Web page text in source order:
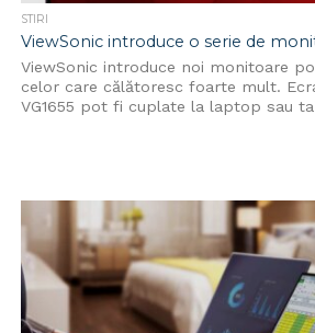
STIRI
ViewSonic introduce o serie de
ViewSonic introduce noi monitoare
celor care călătoresc foarte mult.
VG1655 pot fi cuplate la laptop sau